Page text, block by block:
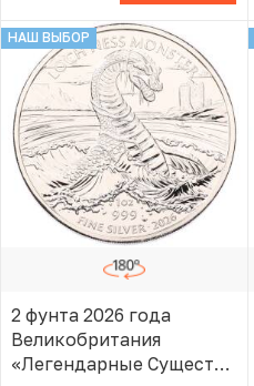
НАШ ВЫБОР
2 фунта 2026 года
Великобритания
«Легендарные Существа